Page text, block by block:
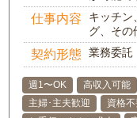
仕事内容
キッチン
グ、その
契約形態 業務委託
週1〜OK 高収入可能
主婦･主夫歓迎
資格